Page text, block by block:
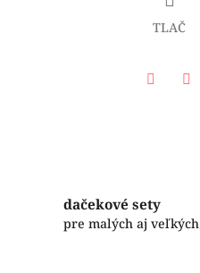
TLAČ
dačekové sety
pre malých aj veľkých